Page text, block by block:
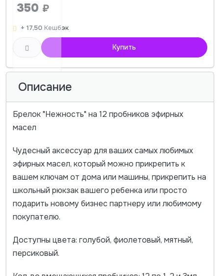
350 ₽
+ 17,50 Кешбэк
Купить
Описание
Брелок "Нежность" на 12 пробников эфирных
масел
Чудесный аксессуар для ваших самых любимых
эфирных масел, который можно прикрепить к
вашем ключам от дома или машины, прикрепить на
школьный рюкзак вашего ребенка или просто
подарить новому бизнес партнеру или любимому
покупателю.
Доступны цвета: голубой, фиолетовый, мятный,
персиковый.